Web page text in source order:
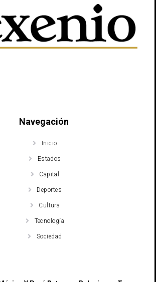
Navegación
Inicio
Estados
Capital
Deportes
Cultura
Tecnología
Sociedad